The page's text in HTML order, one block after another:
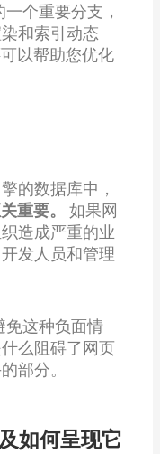
个重要分支，
和索引动态
以帮助您优化
的数据库中，
重要。
如果网
造成严重的业
发人员和管理
免这种负面情
么阻碍了网页
部分。
如何呈现它